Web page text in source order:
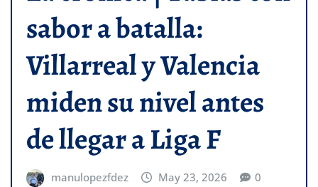
sabor a batalla:
Villarreal y Valencia
miden su nivel antes
de llegar a Liga F
manulopezfdez May 23, 2026 0